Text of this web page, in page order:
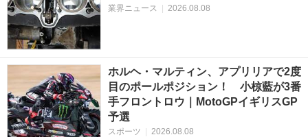
業界ニュース | 2026.08.08
ホルヘ・マルティン、アプリリアで2度
目のポールポジション！ 小椋藍が3番
手フロントロウ｜MotoGPイギリスGP
予選
スポーツ | 2026.08.08